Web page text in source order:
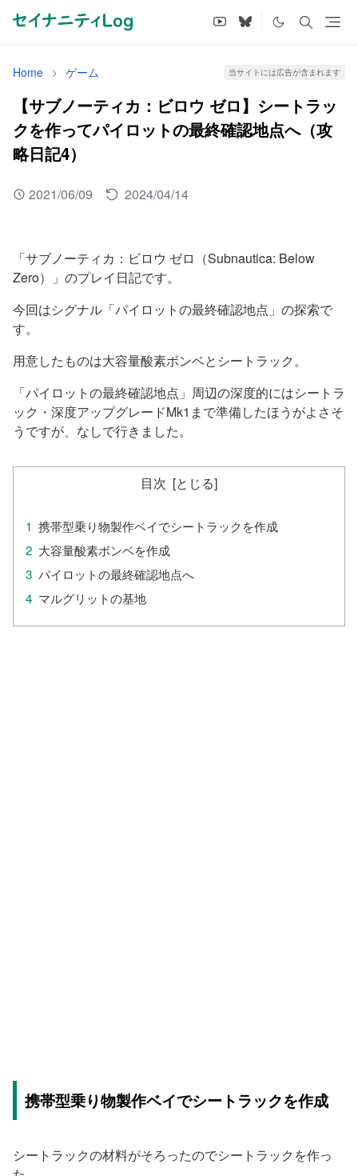
Home ゲーム 当サイトには広告が含まれます
【サブノーティカ：ビロウ ゼロ】シートラッ
クを作ってパイロットの最終確認地点へ（攻
略日記4）
2021/06/09 2024/04/14
「サブノーティカ：ビロウ ゼロ（Subnautica: Below
Zero）」のプレイ日記です。
今回はシグナル「パイロットの最終確認地点」の探索で
す。
用意したものは大容量酸素ボンベとシートラック。
「パイロットの最終確認地点」周辺の深度的にはシートラ
ック・深度アップグレードMk1まで準備したほうがよさそ
うですが、なしで行きました。
目次
携帯型乗り物製作ベイでシートラックを作成
大容量酸素ボンベを作成
パイロットの最終確認地点へ
マルグリットの基地
携帯型乗り物製作ベイでシートラックを作成
シートラックの材料がそろったのでシートラックを作っ